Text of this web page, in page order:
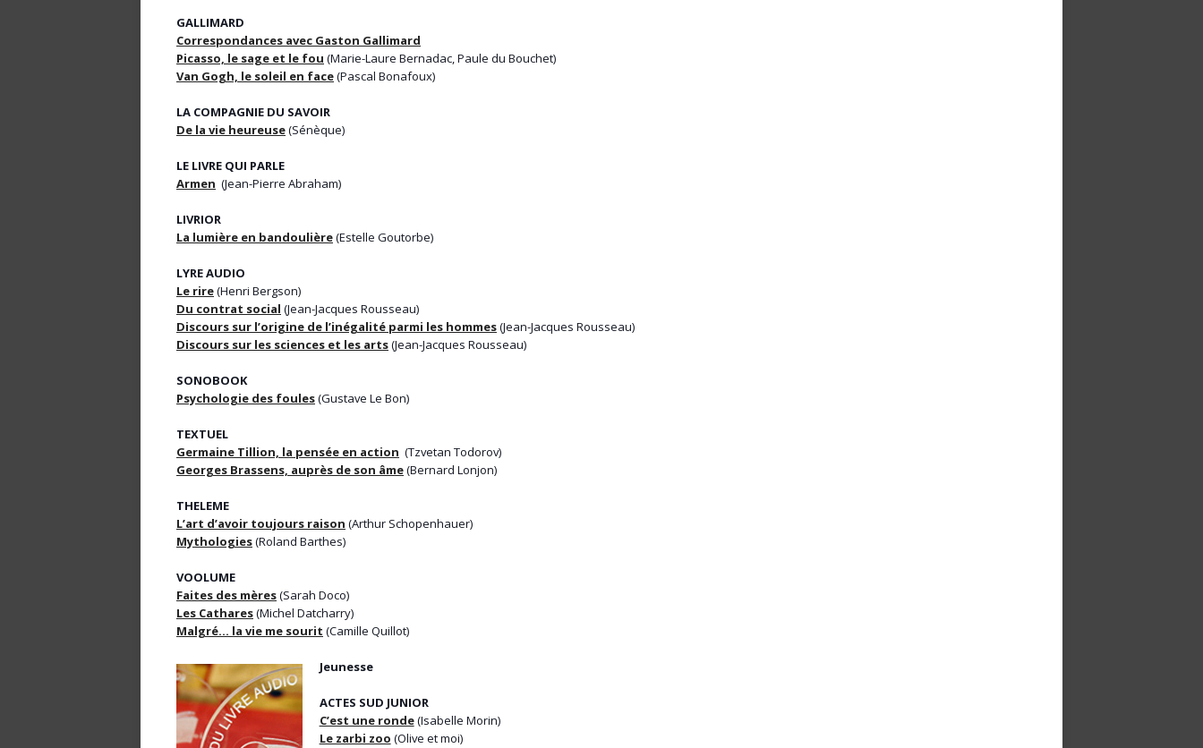
GALLIMARD
Correspondances avec Gaston Gallimard
Picasso, le sage et le fou (Marie-Laure Bernadac, Paule du Bouchet)
Van Gogh, le soleil en face(Pascal Bonafoux)
LA COMPAGNIE DU SAVOIR
De la vie heureuse(Sénèque)
LE LIVRE QUI PARLE
Armen (Jean-Pierre Abraham)
LIVRIOR
La lumière en bandoulière(Estelle Goutorbe)
LYRE AUDIO
Le rire(Henri Bergson)
Du contrat social (Jean-Jacques Rousseau)
Discours sur l’origine de l’inégalité parmi les hommes(Jean-Jacques Rousseau)
Discours sur les sciences et les arts(Jean-Jacques Rousseau)
SONOBOOK
Psychologie des foules(Gustave Le Bon)
TEXTUEL
Germaine Tillion, la pensée en action (Tzvetan Todorov)
Georges Brassens, auprès de son âme(Bernard Lonjon)
THELEME
L’art d’avoir toujours raison (Arthur Schopenhauer)
Mythologies(Roland Barthes)
VOOLUME
Faites des mères(Sarah Doco)
Les Cathares(Michel Datcharry)
Malgré… la vie me sourit (Camille Quillot)
Jeunesse
ACTES SUD JUNIOR
C’est une ronde(Isabelle Morin)
Le zarbi zoo (Olive et moi)